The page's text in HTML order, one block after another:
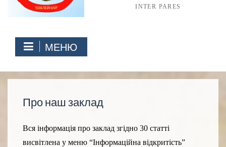
INTER PARES
МЕНЮ
Про наш заклад
Вся інформація про заклад згідно 30 статті
висвітлена у меню “Інформаційна відкритість”